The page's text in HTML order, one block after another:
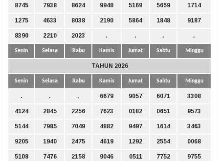
8745 7938 8624 9948 5169 5659 1714
1275 4633 8038 2190 5864 1848 9187
8390 2210 2023 . . . .
Senin Selasa Rabu Kamis Jumat Sabtu Minggu
TAHUN 2026
Senin Selasa Rabu Kamis Jumat Sabtu Minggu
. . . 6679 9057 6071 3308
4124 2845 2256 7623 0182 0651 9573
5144 7985 7049 4882 9497 1614 3463
9205 1940 2475 4619 1292 2554 0068
5108 7476 2158 9046 0511 7752 9755